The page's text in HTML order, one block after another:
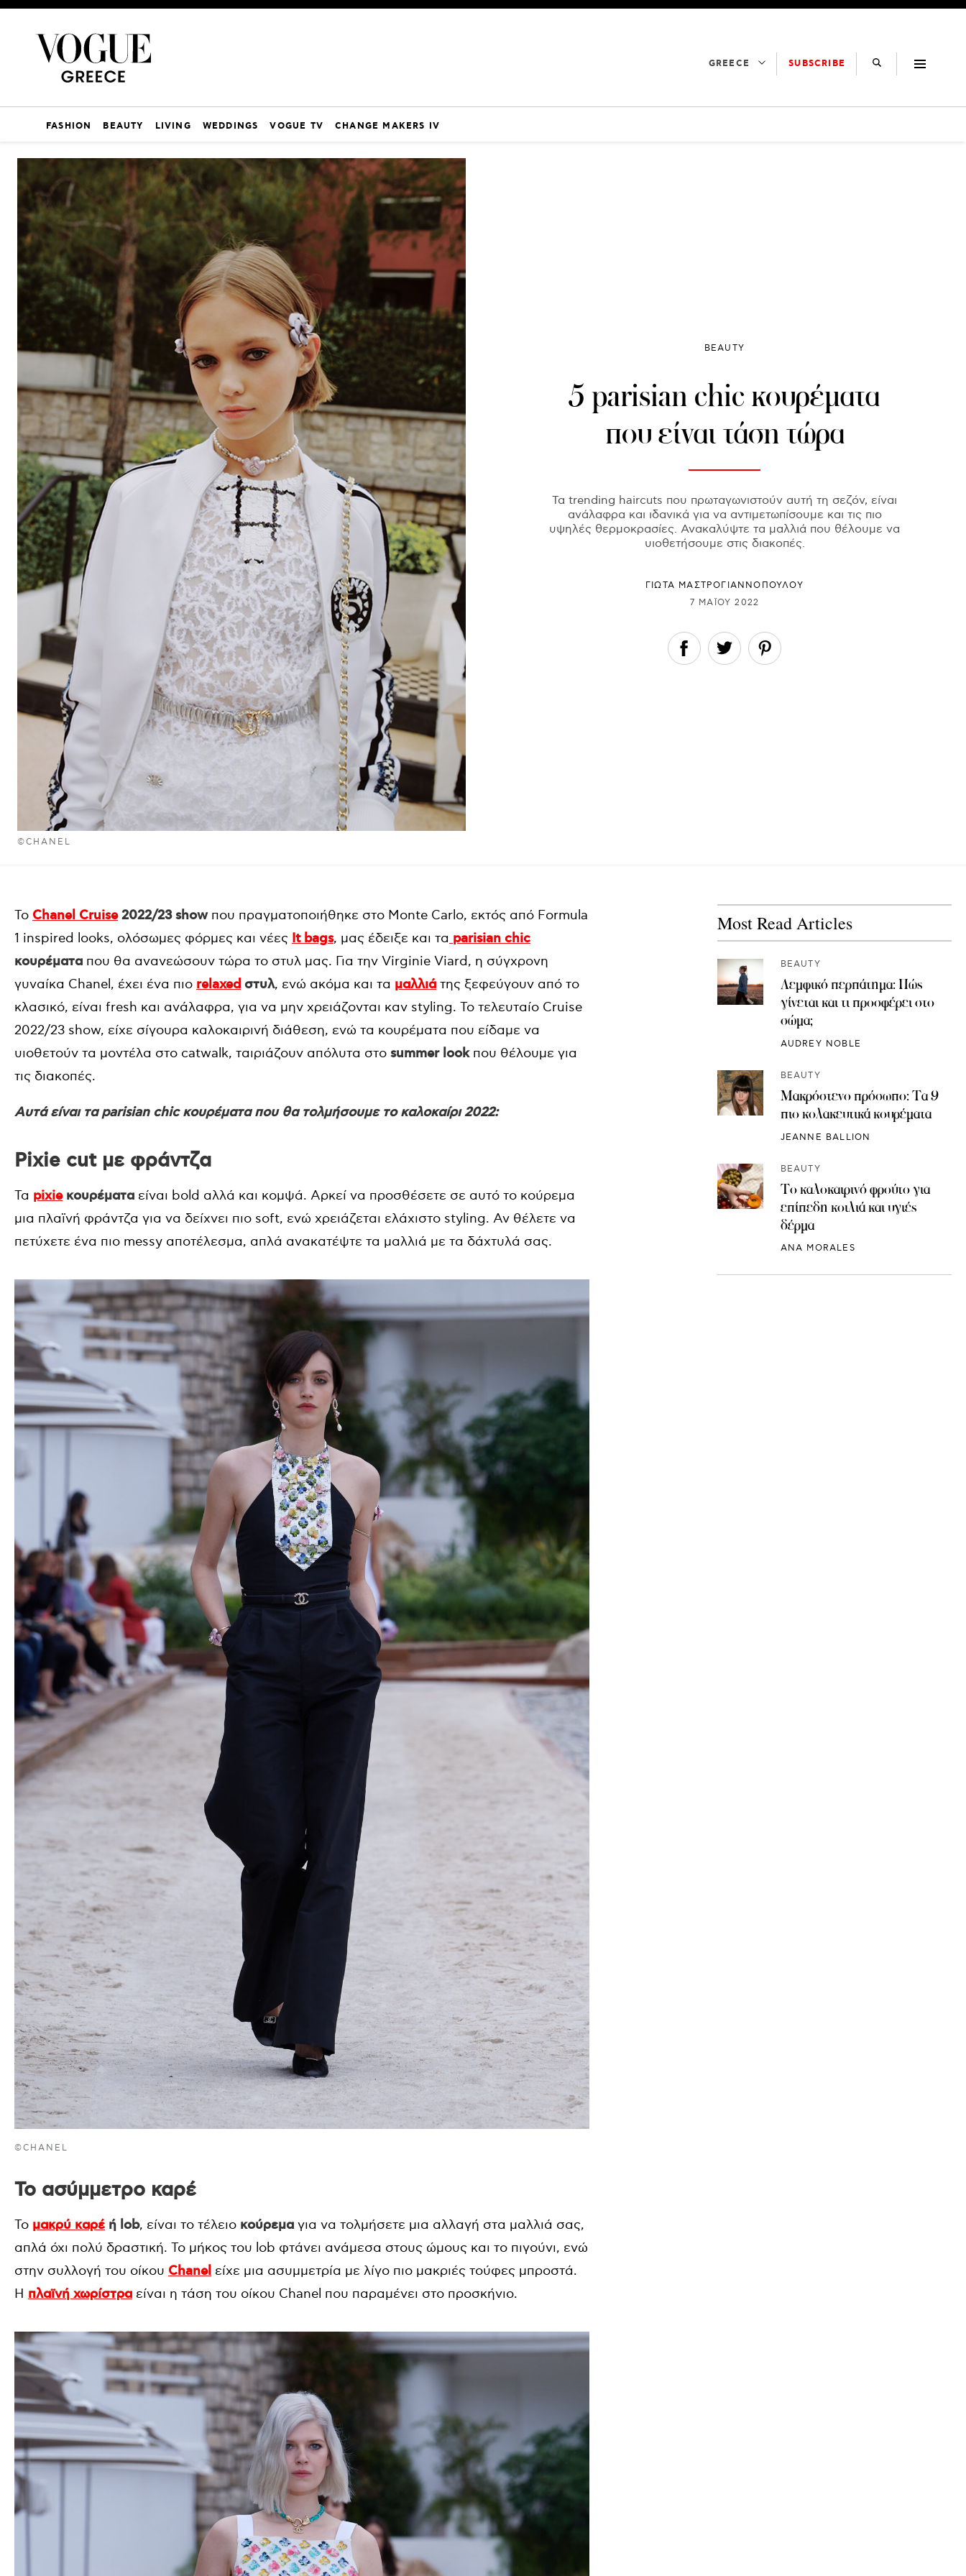
GREECE SUBSCRIBE
FASHION BEAUTY LIVING WEDDINGS VOGUE TV CHANGE MAKERS IV
©CHANEL
BEAUTY
5 parisian chic κουρέματα
που είναι τάση τώρα
Τα trending haircuts που πρωταγωνιστούν αυτή τη σεζόν, είναι
ανάλαφρα και ιδανικά για να αντιμετωπίσουμε και τις πιο
υψηλές θερμοκρασίες. Ανακαλύψτε τα μαλλιά που θέλουμε να
υιοθετήσουμε στις διακοπές.
ΓΙΩΤΑ ΜΑΣΤΡΟΓΙΑΝΝΟΠΟΥΛΟΥ
7 ΜΑΪ́ΟΥ 2022
Το Chanel Cruise2022/23 showπου πραγματοποιήθηκε στο Monte Carlo, εκτός από Formula
1 inspired looks, ολόσωμες φόρμες και νέες It bags, μας έδειξε και τα parisian chic
κουρέματα που θα ανανεώσουν τώρα το στυλ μας. Για την Virginie Viard, η σύγχρονη
γυναίκα Chanel, έχει ένα πιο relaxed στυλ, ενώ ακόμα και τα μαλλιά της ξεφεύγουν από το
κλασικό, είναι fresh και ανάλαφρα, για να μην χρειάζονται καν styling. Το τελευταίο Cruise
2022/23 show, είχε σίγουρα καλοκαιρινή διάθεση, ενώ τα κουρέματα που είδαμε να
υιοθετούν τα μοντέλα στο catwalk, ταιριάζουν απόλυτα στο summer lookπου θέλουμε για
τις διακοπές.
Αυτά είναι τα parisian chic κουρέματα που θα τολμήσουμε το καλοκαίρι 2022:
Pixie cut με φράντζα
Τα pixieκουρέματα είναι bold αλλά και κομψά. Αρκεί να προσθέσετε σε αυτό το κούρεμα
μια πλαϊνή φράντζα για να δείχνει πιο soft, ενώ χρειάζεται ελάχιστο styling. Αν θέλετε να
πετύχετε ένα πιο messy αποτέλεσμα, απλά ανακατέψτε τα μαλλιά με τα δάχτυλά σας.
©CHANEL
Το ασύμμετρο καρέ
Το μακρύ καρέ ή lob, είναι το τέλειο κούρεμα για να τολμήσετε μια αλλαγή στα μαλλιά σας,
απλά όχι πολύ δραστική. Το μήκος του lob φτάνει ανάμεσα στους ώμους και το πιγούνι, ενώ
στην συλλογή του οίκου Chanel είχε μια ασυμμετρία με λίγο πιο μακριές τούφες μπροστά.
Η πλαϊνή χωρίστρα είναι η τάση του οίκου Chanel που παραμένει στο προσκήνιο.
Most Read Articles
BEAUTY
Λεμφικό περπάτημα: Πώς
γίνεται και τι προσφέρει στο
σώμα;
AUDREY NOBLE
BEAUTY
Μακρόστενο πρόσωπο: Τα 9
πιο κολακευτικά κουρέματα
JEANNE BALLION
BEAUTY
Το καλοκαιρινό φρούτο για
επίπεδη κοιλιά και υγιές
δέρμα
ANA MORALES